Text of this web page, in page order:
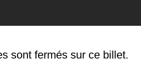
sont fermés sur ce billet.